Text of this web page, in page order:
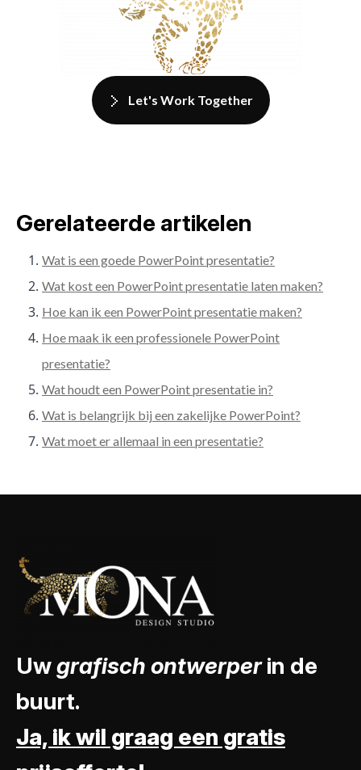
Let's Work Together
Gerelateerde artikelen
Wat is een goede PowerPoint presentatie?
Wat kost een PowerPoint presentatie laten maken?
Hoe kan ik een PowerPoint presentatie maken?
Hoe maak ik een professionele PowerPoint
presentatie?
Wat houdt een PowerPoint presentatie in?
Wat is belangrijk bij een zakelijke PowerPoint?
Wat moet er allemaal in een presentatie?
Uwgrafisch ontwerperin de
buurt.
Ja, ik wil graag een gratis